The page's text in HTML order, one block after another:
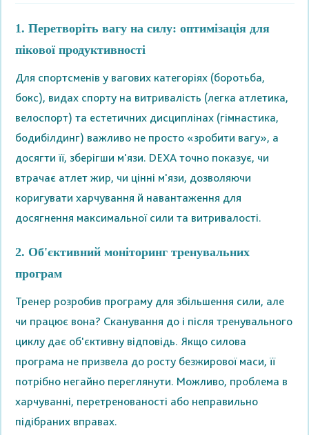
1. Перетворіть вагу на силу: оптимізація для
пікової продуктивності
Для спортсменів у вагових категоріях (боротьба,
бокс), видах спорту на витривалість (легка атлетика,
велоспорт) та естетичних дисциплінах (гімнастика,
бодибілдинг) важливо не просто «зробити вагу», а
досягти її, зберігши м'язи. DEXA точно показує, чи
втрачає атлет жир, чи цінні м'язи, дозволяючи
коригувати харчування й навантаження для
досягнення максимальної сили та витривалості.
2. Об'єктивний моніторинг тренувальних
програм
Тренер розробив програму для збільшення сили, але
чи працює вона? Сканування до і після тренувального
циклу дає об'єктивну відповідь. Якщо силова
програма не призвела до росту безжирової маси, її
потрібно негайно переглянути. Можливо, проблема в
харчуванні, перетренованості або неправильно
підібраних вправах.